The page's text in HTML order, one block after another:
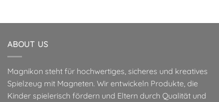
ABOUT US
Magnikon steht für hochwertiges, sicheres und kreatives
Spielzeug mit Magneten. Wir entwickeln Produkte, die
Kinder spielerisch fördern und Eltern durch Qualität und